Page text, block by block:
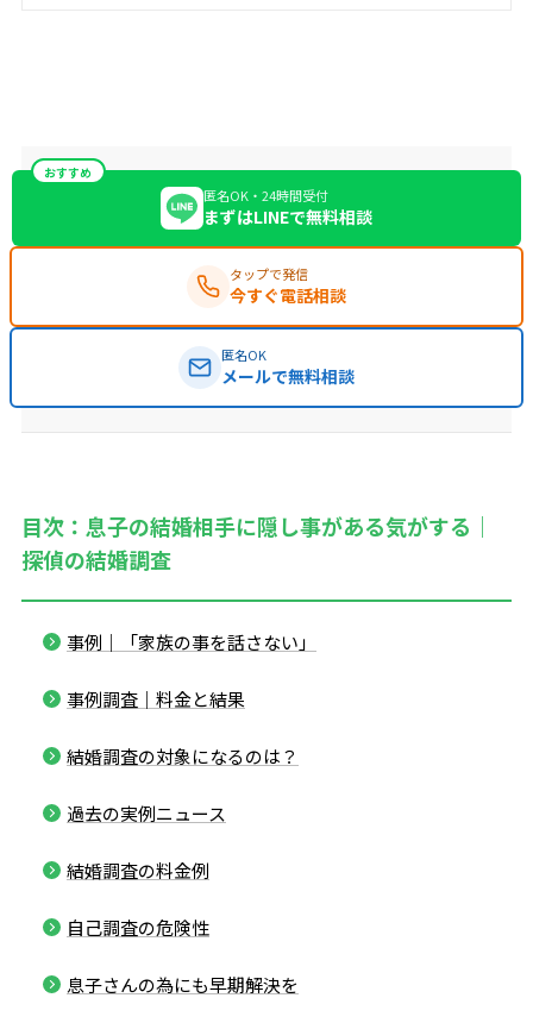
おすすめ
匿名OK・24時間受付
まずはLINEで無料相談
タップで発信
今すぐ電話相談
匿名OK
メールで無料相談
目次：息子の結婚相手に隠し事がある気がする｜
探偵の結婚調査
事例｜「家族の事を話さない」
事例調査｜料金と結果
結婚調査の対象になるのは？
過去の実例ニュース
結婚調査の料金例
自己調査の危険性
息子さんの為にも早期解決を